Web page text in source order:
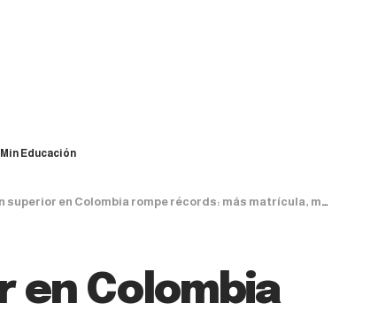
Educación
en Colombia rompe récords: más matrícula, más equidad y más regiones con acceso
en Colombia